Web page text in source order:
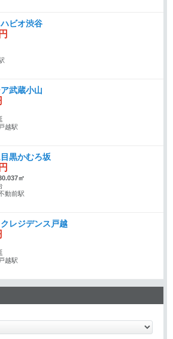
ビオ渋谷
武蔵小山
越駅
黒かむろ坂
㎡
動前駅
レジデンス戸越
越駅